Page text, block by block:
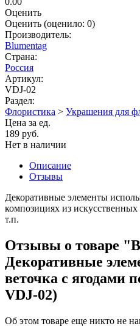
Оценить
Оценить (оценило: 0)
Производитель:
Blumentag
Страна:
Россия
Артикул:
VDJ-02
Раздел:
Флористика > Украшения для
Цена за ед.
189 руб.
Нет в наличии
Описание
Отзывы
Декоративные элементы
композициях из искусственных
т.п.
Отзывы о товаре
Декоративные
веточка с ягодами
VDJ-02)
Об этом товаре еще никто не